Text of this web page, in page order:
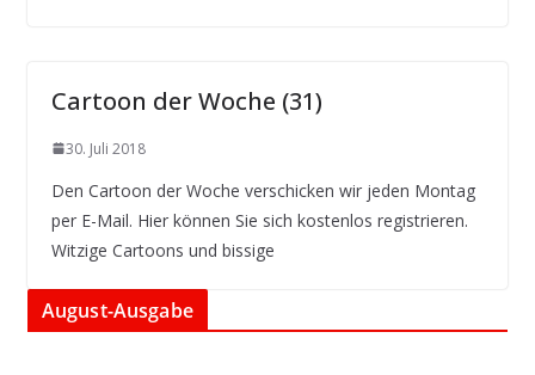
Cartoon der Woche (31)
30. Juli 2018
Den Cartoon der Woche verschicken wir jeden Montag
per E-Mail. Hier können Sie sich kostenlos registrieren.
Witzige Cartoons und bissige
August-Ausgabe